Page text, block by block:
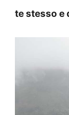
te stesso e